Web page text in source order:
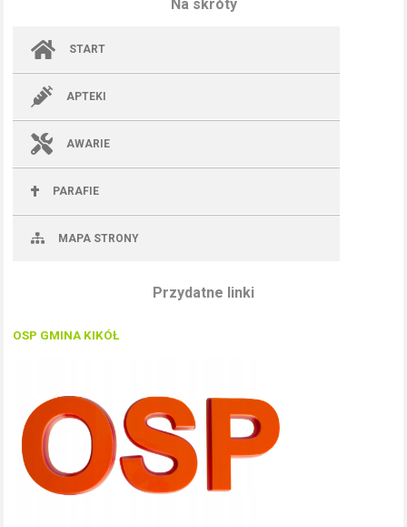
Na skróty
START
APTEKI
AWARIE
PARAFIE
MAPA STRONY
Przydatne linki
OSP GMINA KIKÓŁ